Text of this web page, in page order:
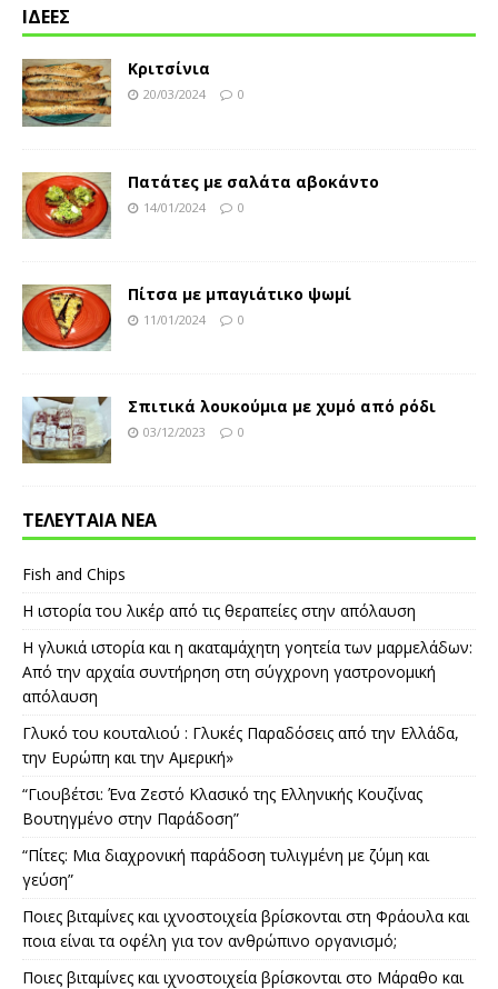
ΙΔΕΕΣ
Κριτσίνια
20/03/2024 0
Πατάτες με σαλάτα αβοκάντο
14/01/2024 0
Πίτσα με μπαγιάτικο ψωμί
11/01/2024 0
Σπιτικά λουκούμια με χυμό από ρόδι
03/12/2023 0
ΤΕΛΕΥΤΑΙΑ ΝΕΑ
Fish and Chips
Η ιστορία του λικέρ από τις θεραπείες στην απόλαυση
Η γλυκιά ιστορία και η ακαταμάχητη γοητεία των μαρμελάδων:
Από την αρχαία συντήρηση στη σύγχρονη γαστρονομική
απόλαυση
Γλυκό του κουταλιού : Γλυκές Παραδόσεις από την Ελλάδα,
την Ευρώπη και την Αμερική»
“Γιουβέτσι: Ένα Ζεστό Κλασικό της Ελληνικής Κουζίνας
Βουτηγμένο στην Παράδοση”
“Πίτες: Μια διαχρονική παράδοση τυλιγμένη με ζύμη και
γεύση”
Ποιες βιταμίνες και ιχνοστοιχεία βρίσκονται στη Φράουλα και
ποια είναι τα οφέλη για τον ανθρώπινο οργανισμό;
Ποιες βιταμίνες και ιχνοστοιχεία βρίσκονται στο Μάραθο και